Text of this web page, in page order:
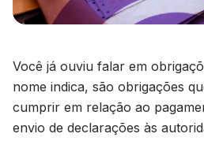
Você já ouviu falar em
nome indica, são obrigações
cumprir em relação ao
envio de declarações às